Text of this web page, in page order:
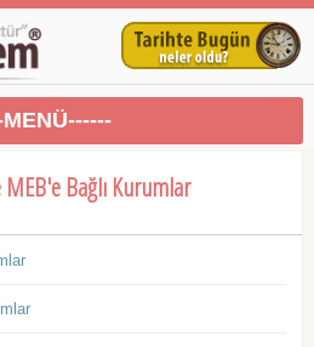
Bağlı Kurumlar